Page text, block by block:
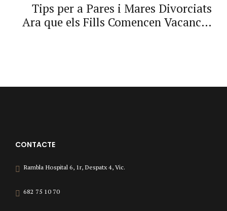
Tips per a Pares i Mares Divorciats
Ara que els Fills Comencen Vacances
CONTACTE
Rambla Hospital 6, 1r, Despatx 4, Vic.
682 75 10 70